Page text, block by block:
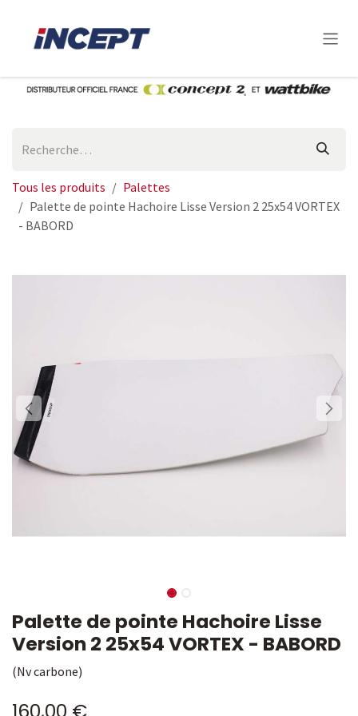
Tous les produits
Palettes
Palette de pointe Hachoire Lisse Version 2 25x54 VORTEX
- BABORD
Palette de pointe Hachoire Lisse
Version 2 25x54 VORTEX - BABORD
(Nv carbone)